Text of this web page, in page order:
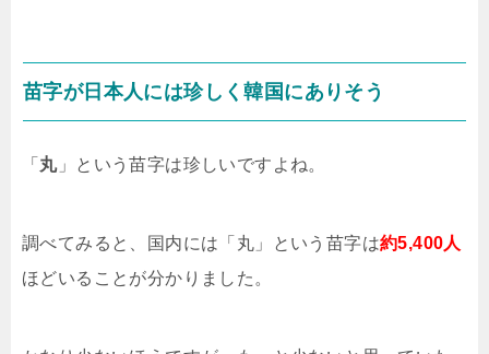
苗字が日本人には珍しく韓国にありそう
「 丸」という苗字は珍しいですよね。
調べてみると、国内には「丸」という苗字は約5,400人
ほどいることが分かりました。